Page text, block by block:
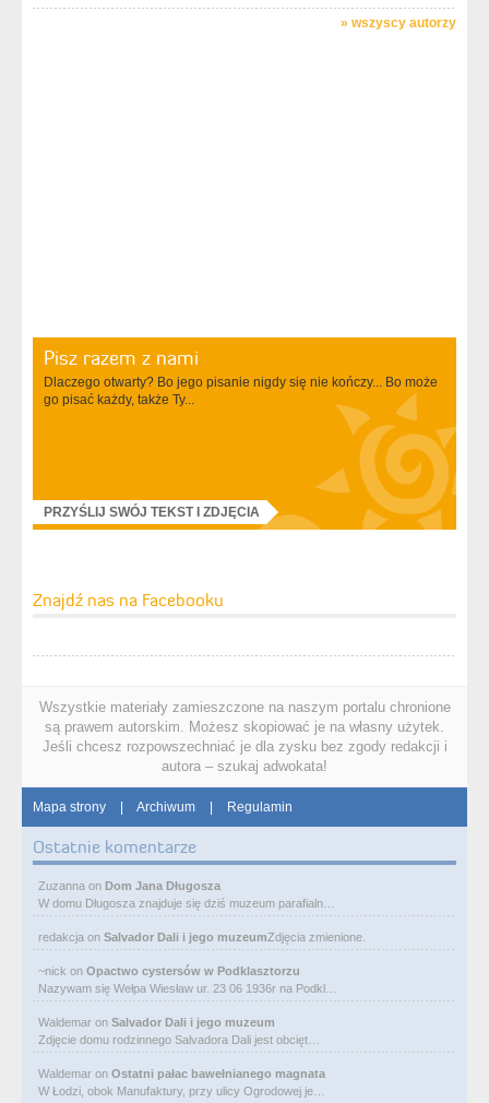
» wszyscy autorzy
Pisz razem z nami
Dlaczego otwarty? Bo jego pisanie nigdy się nie kończy... Bo może
go pisać każdy, także Ty...
PRZYŚLIJ SWÓJ TEKST I ZDJĘCIA
Znajdź nas na Facebooku
Wszystkie materiały zamieszczone na naszym portalu chronione
są prawem autorskim. Możesz skopiować je na własny użytek.
Jeśli chcesz rozpowszechniać je dla zysku bez zgody redakcji i
autora – szukaj adwokata!
Mapa strony | Archiwum | Regulamin
Ostatnie komentarze
Zuzanna on Dom Jana Długosza
W domu Długosza znajduje się dziś muzeum parafialn…
redakcja on Salvador Dali i jego muzeumZdjęcia zmienione.
~nick on Opactwo cystersów w Podklasztorzu
Nazywam się Wełpa Wiesław ur. 23 06 1936r na Podkl…
Waldemar on Salvador Dali i jego muzeum
Zdjęcie domu rodzinnego Salvadora Dali jest obcięt…
Waldemar on Ostatni pałac bawełnianego magnata
W Łodzi, obok Manufaktury, przy ulicy Ogrodowej je…